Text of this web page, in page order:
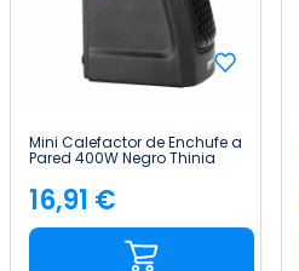
Mini Calefactor de Enchufe a
Pared 400W Negro Thinia
Precio
16,91 €